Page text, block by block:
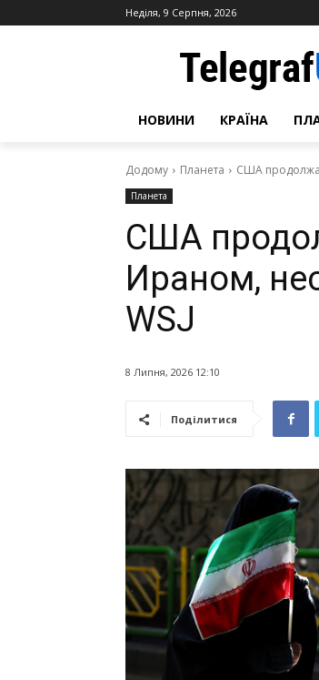
Неділя, 9 Серпня, 2026
НОВИНИ КРАЇНА
Додому Планета США
Планета
США
Ираном,
WSJ
8 Липня, 2026 12:10
Поділитися